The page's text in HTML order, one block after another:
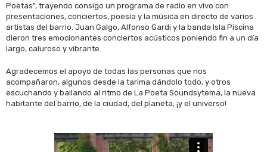
Poetas", trayendo consigo un programa de radio en vivo con
presentaciones, conciertos, poesía y la música en directo de varios
artistas del barrio. Juan Galgo, Alfonso Gardi y la banda Isla Piscina
dieron tres emocionantes conciertos acústicos poniendo fin a un día
largo, caluroso y vibrante.
Agradecemos el apoyo de todas las personas que nos
acompañaron, algunos desde la tarima dándolo todo, y otros
escuchando y bailando al ritmo de La Poeta Soundsytema, la nueva
habitante del barrio, de la ciudad, del planeta, ¡y el universo!